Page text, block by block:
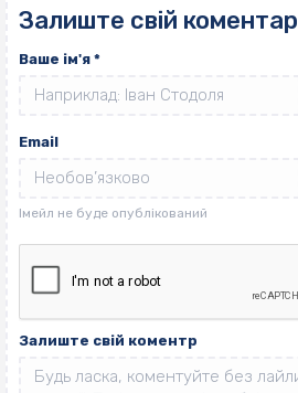
Залиште свій коментар
Ваше ім'я *
Email
Залиште свій коментр